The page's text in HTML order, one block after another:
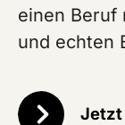
einen Beruf
und echten
Jetzt